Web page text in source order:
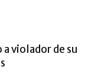
a violador de su